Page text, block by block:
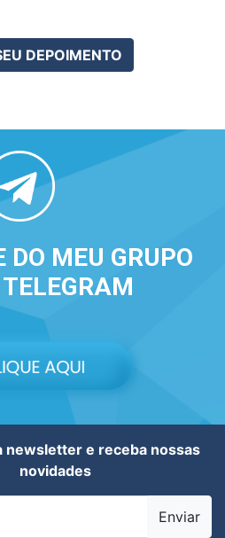
...
DEPOIMENTO
DO MEU GRUPO
newsletter e receba nossas
novidades
Enviar